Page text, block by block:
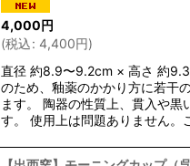
4,000円
(税込: 4,400円)
直径 約8.9〜9.2cm × 高さ 約
のため、釉薬のかかり方に若干
ます。 陶器の性質上、貫入や黒
す。 使用上は問題ありません。